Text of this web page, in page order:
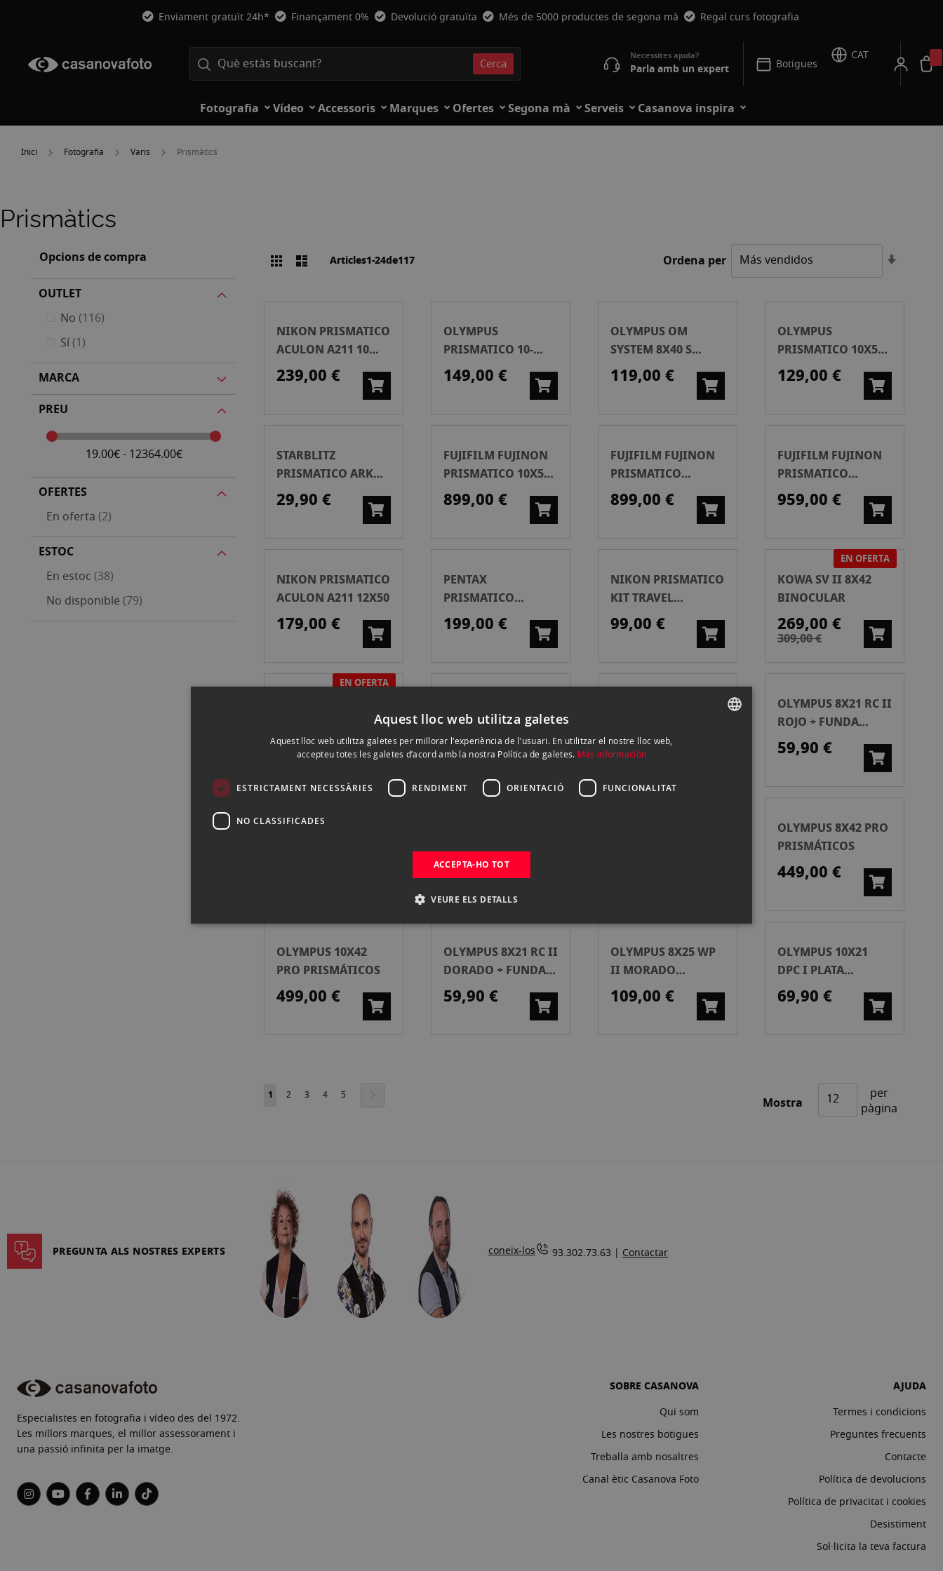
Enviament gratuït 24h* Finançament 0% Devolució gratuïta Més de 5000 productes de segona mà Regal curs fotografia
Cerca Parla amb un expert Botigues
CAT
Fotografia Vídeo Accessoris Marques Ofertes Segona mà Serveis Casanova inspira
Inici Fotografia Varis Prismàtics
Prismàtics
Opcions de compra
OUTLET
No 116
articles
Sí 1
article
MARCA
PREU
19.00€ - 12364.00€
OFERTES
En oferta 2
articles
ESTOC
En estoc 38
articles
No disponible 79
articles
Veure
GraellaLlistaArticles1-24de117 Ordena per
NIKON PRISMATICO
ACULON A211 10
22X50
239,00 €
OLYMPUS
PRISMATICO 10-
30X25 ZOOM PCI
149,00 €
OLYMPUS OM
SYSTEM 8X40 S
PRISMÁTICO
119,00 €
OLYMPUS
PRISMATICO 10X50
S
129,00 €
STARBLITZ
PRISMATICO ARKO
7X21X40
29,90 €
FUJIFILM FUJINON
PRISMATICO 10X50
FMTR-SX
899,00 €
FUJIFILM FUJINON
PRISMATICO
HC8X42
899,00 €
FUJIFILM FUJINON
PRISMATICO
HC10X42
959,00 €
NIKON PRISMATICO
ACULON A211 12X50
179,00 €
PENTAX
PRISMATICO
PAPILIO II 8.5X21
199,00 €
NIKON PRISMATICO
KIT TRAVEL
(ACULON T02 10X21)
99,00 €
EN OFERTA
KOWA SV II 8X42
BINOCULAR
269,00 €
309,00 €
EN OFERTA
289,00 €
319,00 €
TS-L20X40
PRISMÁTICO
1.369,00 €
PRISMÁTICO
79,90 €
OLYMPUS 8X21 RC II
ROJO + FUNDA
PRISMÁTICOS
59,90 €
OLYMPUS 10X25 WP
PRISMÁTICOS
69,90 €
OLYMPUS 8X42 PRO
PRISMÁTICOS
449,00 €
OLYMPUS 10X42
PRO PRISMÁTICOS
499,00 €
OLYMPUS 8X21 RC II
DORADO + FUNDA
PRISMÁTICOS
59,90 €
OLYMPUS 8X25 WP
II MORADO
PRISMÁTICOS
109,00 €
OLYMPUS 10X21
DPC I PLATA
PRISMÁTICOS
69,90 €
Pàgina
Actualment estàs llegint la pàgina
1 Pàgina
2 Pàgina
3 Pàgina
4 Pàgina
5 Mostra
per
pàgina
PREGUNTA ALS NOSTRES EXPERTS coneix-los 93.302.73.63 | Contactar
Especialistes en fotografia i vídeo des del 1972.
Les millors marques, el millor assessorament i
una passió infinita per la imatge.
SOBRE CASANOVA
Qui som
Les nostres botigues
Treballa amb nosaltres
Canal ètic Casanova Foto
AJUDA
Termes i condicions
Preguntes frecuents
Contacte
Política de devolucions
Política de privacitat i cookies
Desistiment
Sol·licita la teva factura
Aquest lloc web utilitza galetes
Aquest lloc web utilitza galetes per millorar l'experiència de l'usuari. En utilitzar el nostre lloc web,
accepteu totes les galetes d’acord amb la nostra Política de galetes. Más información
ESTRICTAMENT NECESSÀRIES RENDIMENT ORIENTACIÓ FUNCIONALITAT
NO CLASSIFICADES
ACCEPTA-HO TOT
VEURE ELS DETALLS